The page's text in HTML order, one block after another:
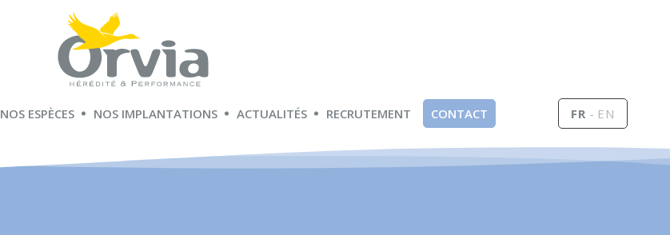
NOS ESPÈCES NOS IMPLANTATIONS ACTUALITÉS RECRUTEMENT CONTACT FR EN